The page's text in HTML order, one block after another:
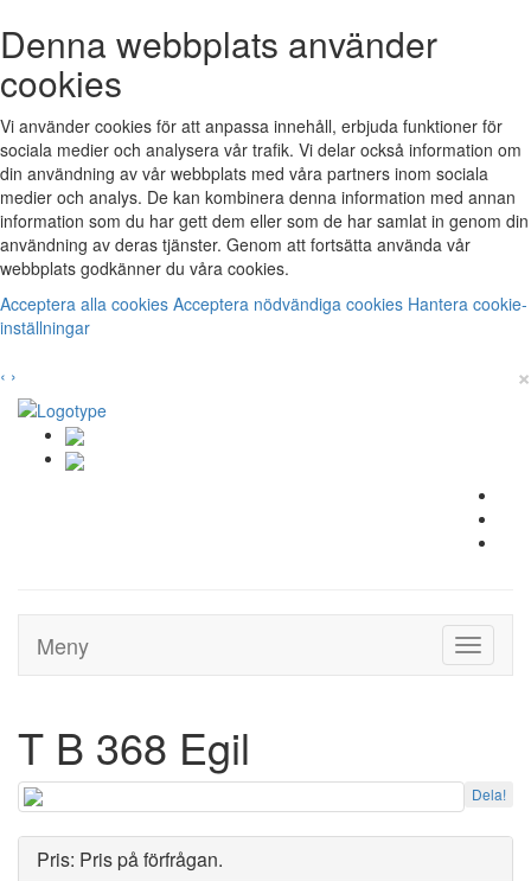
Denna webbplats använder
cookies
Vi använder cookies för att anpassa innehåll, erbjuda funktioner för
sociala medier och analysera vår trafik. Vi delar också information om
din användning av vår webbplats med våra partners inom sociala
medier och analys. De kan kombinera denna information med annan
information som du har gett dem eller som de har samlat in genom din
användning av deras tjänster. Genom att fortsätta använda vår
webbplats godkänner du våra cookies.
Acceptera alla cookies Acceptera nödvändiga cookies Hantera cookie-
inställningar
‹ › ×
Toggle
Meny
T B 368 Egil
Dela!
Pris: Pris på förfrågan.